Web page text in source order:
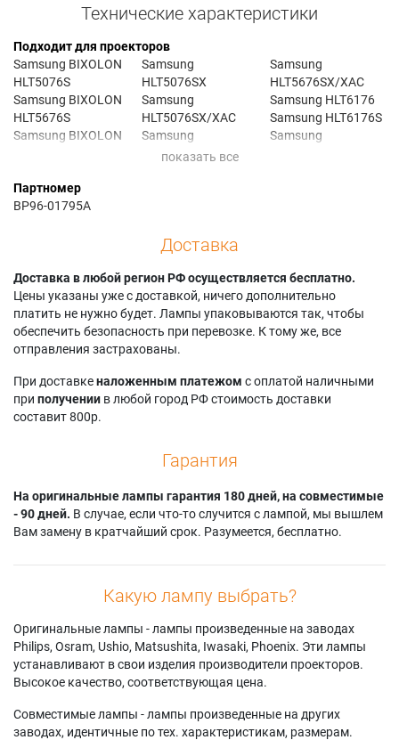
Технические характеристики
Подходит для проекторов
Samsung BIXOLON
HLT5076S
Samsung BIXOLON
HLT5676S
Samsung BIXOLON
T5076S
Samsung HL-
Samsung HLT5076S
Samsung
HLT5076SX
Samsung
HLT5076SX/XAC
Samsung
HLT5076SXXAA
HLT5676SX
HLT5676SX/XAA
Samsung
HLT5676SX/XAC
Samsung HLT6176
Samsung HLT6176S
Samsung
Партномер
BP96-01795A
Доставка
Доставка в любой регион РФ осуществляется бесплатно.
Цены указаны уже с доставкой, ничего дополнительно
платить не нужно будет. Лампы упаковываются так, чтобы
обеспечить безопасность при перевозке. К тому же, все
отправления застрахованы.
При доставкеналоженным платежом с оплатой наличными
при получении в любой город РФ стоимость доставки
составит 800р.
Гарантия
На оригинальные лампы гарантия 180 дней, на совместимые
- 90 дней. В случае, если что-то случится с лампой, мы вышлем
Вам замену в кратчайший срок. Разумеется, бесплатно.
Какую лампу выбрать?
Оригинальные лампы - лампы произведенные на заводах
Philips, Osram, Ushio, Matsushita, Iwasaki, Phoenix. Эти лампы
устанавливают в свои изделия производители проекторов.
Высокое качество, соответствующая цена.
Совместимые лампы - лампы произведенные на других
заводах, идентичные по тех. характеристикам, размерам.